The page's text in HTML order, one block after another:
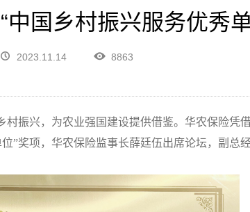
中国乡村振兴服务优秀
2023.11.14 8863
振兴，为农业强国建设提供借鉴。华农保险凭
”奖项，华农保险监事长薛廷伍出席论坛，副总